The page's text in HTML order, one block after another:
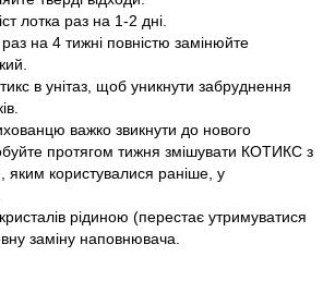
лотка раз на 1-2 дні.
на 4 тижні повністю замінюйте
в унітаз, щоб уникнути забруднення
важко звикнути до нового
протягом тижня змішувати КОТИКС з
користувалися раніше, у
рідиною (перестає утримуватися
заміну наповнювача.